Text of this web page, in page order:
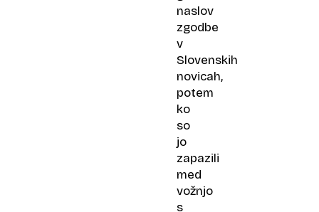
naslov
zgodbe
v
Slovenskih
novicah,
potem
ko
so
jo
zapazili
med
vožnjo
s